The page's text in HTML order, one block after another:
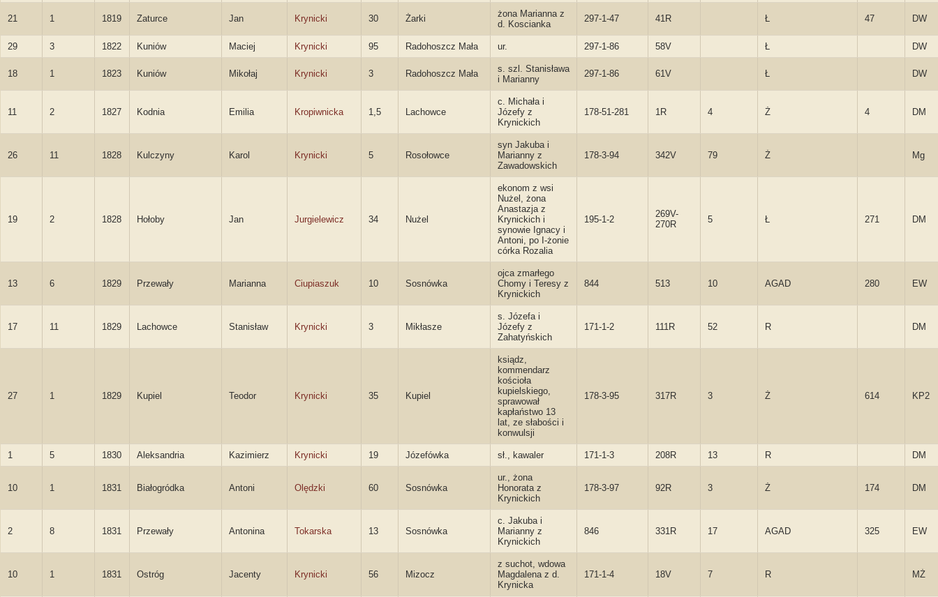
21 1 1819 Zaturce Jan Krynicki 30 Żarki
żona Marianna z
d. Koscianka
297-1-47 41R Ł 47 DW
29 3 1822 Kuniów Maciej Krynicki 95 Radohoszcz Mała ur. 297-1-86 58V Ł DW
18 1 1823 Kuniów Mikołaj Krynicki 3 Radohoszcz Mała
s. szl. Stanisława
i Marianny
297-1-86 61V Ł DW
11 2 1827 Kodnia Emilia Kropiwnicka 1,5 Lachowce
c. Michała i
Józefy z
Krynickich
178-51-281 1R 4 Ż 4 DM
26 11 1828 Kulczyny Karol Krynicki 5 Rosołowce
syn Jakuba i
Marianny z
Zawadowskich
178-3-94 342V 79 Ż Mg
19 2 1828 Hołoby Jan Jurgielewicz 34 Nużel
ekonom z wsi
Nużel, żona
Anastazja z
Krynickich i
synowie Ignacy i
Antoni, po I-żonie
córka Rozalia
195-1-2
269V-
270R
5 Ł 271 DM
13 6 1829 Przewały Marianna Ciupiaszuk 10 Sosnówka
ojca zmarłego
Chomy i Teresy z
Krynickich
844 513 10 AGAD 280 EW
17 11 1829 Lachowce Stanisław Krynicki 3 Mikłasze
s. Józefa i
Józefy z
Zahatyńskich
171-1-2 111R 52 R DM
27 1 1829 Kupiel Teodor Krynicki 35 Kupiel
ksiądz,
kommendarz
kościoła
kupielskiego,
sprawował
kapłaństwo 13
lat, ze słabości i
konwulsji
178-3-95 317R 3 Ż 614 KP2
1 5 1830 Aleksandria Kazimierz Krynicki 19 Józefówka sł., kawaler 171-1-3 208R 13 R DM
10 1 1831 Białogródka Antoni Olędzki 60 Sosnówka
ur., żona
Honorata z
Krynickich
178-3-97 92R 3 Ż 174 DM
2 8 1831 Przewały Antonina Tokarska 13 Sosnówka
c. Jakuba i
Marianny z
Krynickich
846 331R 17 AGAD 325 EW
10 1 1831 Ostróg Jacenty Krynicki 56 Mizocz
z suchot, wdowa
Magdalena z d.
Krynicka
171-1-4 18V 7 R MŻ